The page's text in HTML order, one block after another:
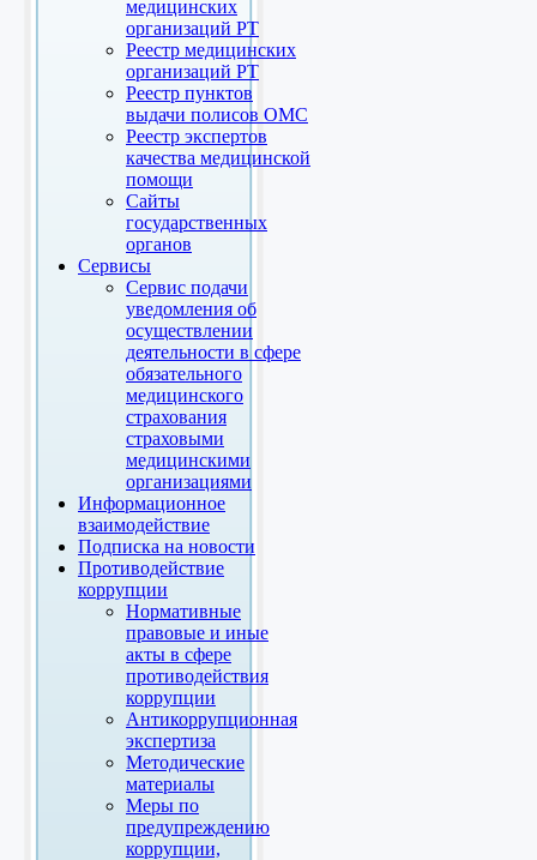
медицинских
организаций РТ
Реестр медицинских
организаций РТ
Реестр пунктов
выдачи полисов ОМС
Реестр экспертов
качества медицинской
помощи
Сайты
государственных
органов
Сервисы
Сервис подачи
уведомления об
осуществлении
деятельности в сфере
обязательного
медицинского
страхования
страховыми
медицинскими
организациями
Информационное
взаимодействие
Подписка на новости
Противодействие
коррупции
Нормативные
правовые и иные
акты в сфере
противодействия
коррупции
Антикоррупционная
экспертиза
Методические
материалы
Меры по
предупреждению
коррупции,